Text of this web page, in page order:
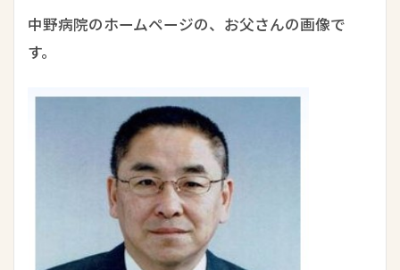
中野病院のホームページの、お父さんの画像で
す。